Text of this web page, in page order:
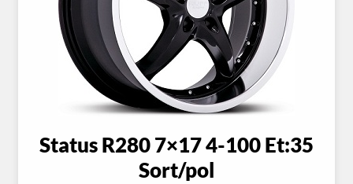
Status R280 7×17 4-100 Et:35
Sort/pol